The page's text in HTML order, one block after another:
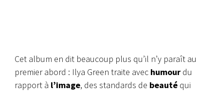
Cet album en dit beaucoup plus qu’il n’y paraît au
premier abord : Ilya Green traite avec humour du
rapport à l’image, des standards de beauté qui